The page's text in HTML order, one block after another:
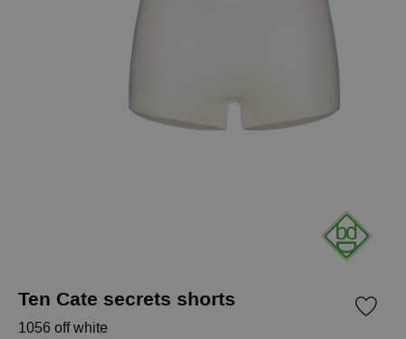
Ten Cate secrets shorts
1056 off white